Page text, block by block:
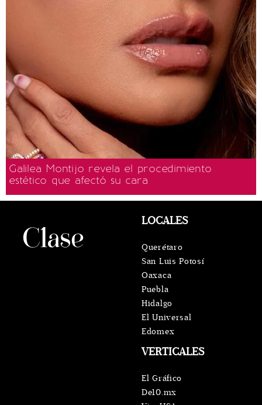
Galilea Montijo revela el procedimiento
estético que afectó su cara
VERTICALES
El Gráfico
De10.mx
LOCALES
Querétaro
San Luis Potosí
Oaxaca
Puebla
Hidalgo
El Universal
Edomex